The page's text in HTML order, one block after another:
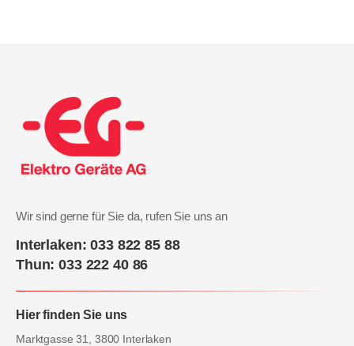
Wir sind gerne für Sie da, rufen Sie uns an
Interlaken: 033 822 85 88
Thun: 033 222 40 86
Hier finden Sie uns
Marktgasse 31, 3800 Interlaken